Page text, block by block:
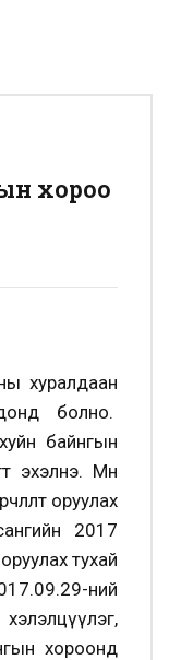
хороо
хуралдаан
болно.
байнгын
эхэлнэ. Мөн
оруулах
2017
оруулах тухай
ний
хэлэлцүүлэг,
хороонд